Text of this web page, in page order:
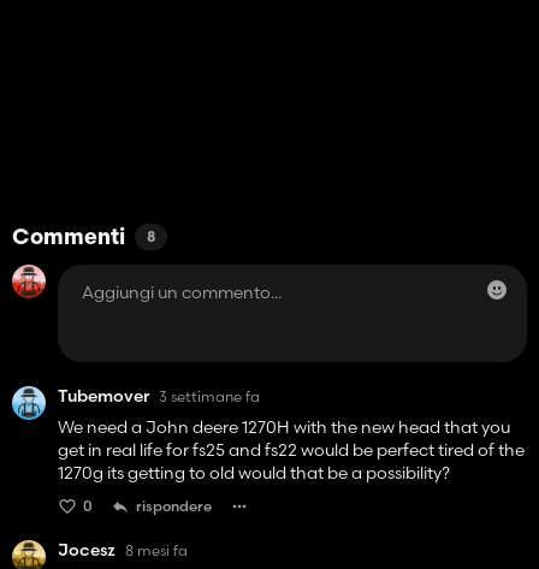
Commenti 8
Tubemover 3 settimane fa
We need a John deere 1270H with the new head that you
get in real life for fs25 and fs22 would be perfect tired of the
1270g its getting to old would that be a possibility?
0 rispondere
Jocesz 8 mesi fa